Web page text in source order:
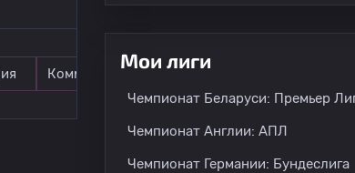
Комментарии
Мои лиги
Чемпионат Беларуси: Премьер
Чемпионат Англии: АПЛ
Чемпионат Германии: Бундеслига